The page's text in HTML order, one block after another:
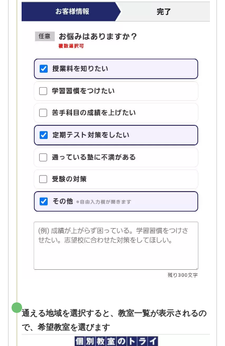
通える地域を選択すると、教室一覧が表示されるの
で、希望教室を選びます